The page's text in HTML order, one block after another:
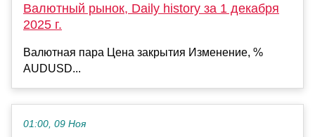
Валютный рынок, Daily history за 1 декабря
2025 г.
Валютная пара Цена закрытия Изменение, %
AUDUSD...
01:00, 09 Ноя